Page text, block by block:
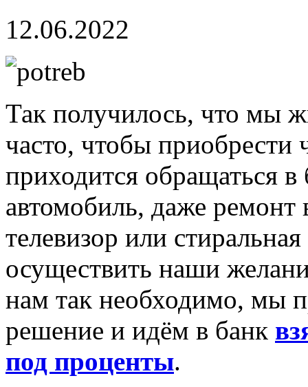
12.06.2022
Так получилось, что мы
часто, чтобы приобрести
приходится обращаться
автомобиль, даже ремонт
телевизор или
осуществить наши
нам так необходимо, мы
решение и идём в банк
под проценты.